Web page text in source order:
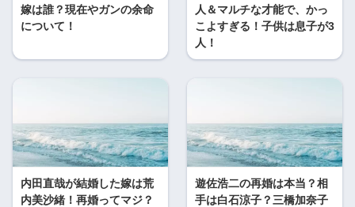
嫁は誰？現在やガンの余命
について！
人＆マルチな才能で、かっ
こよすぎる！子供は息子が3
人！
内田直哉が結婚した嫁は荒
内美沙緒！再婚ってマジ？
遊佐浩二の再婚は本当？相
手は白石涼子？三橋加奈子